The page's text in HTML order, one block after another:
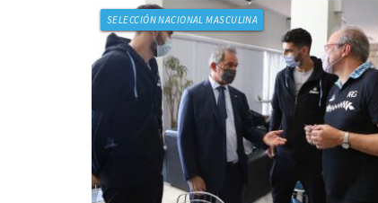
SELECCIÓN NACIONAL MASCULINA